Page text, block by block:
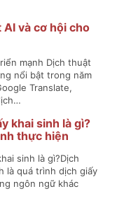
và cơ hội cho
mạnh Dịch thuật
nổi bật trong năm
Translate,
khai sinh là gì?
thực hiện
sinh là gì?Dịch
là quá trình dịch giấy
ngôn ngữ khác